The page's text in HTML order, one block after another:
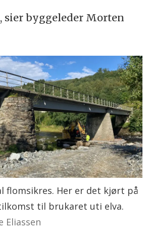
sier byggeleder Morten
flomsikres. Her er det kjørt på
til brukaret uti elva.
Eliassen